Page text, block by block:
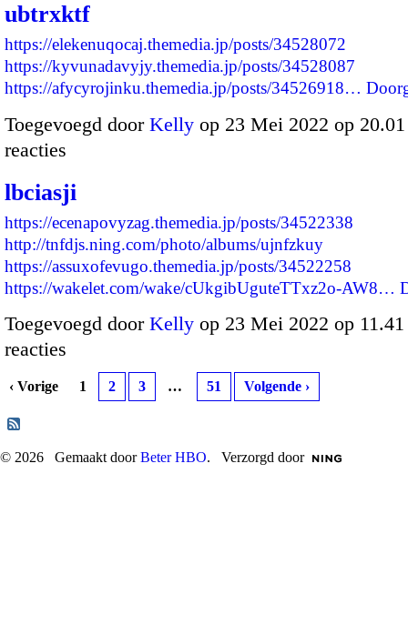
ubtrxktf
https://elekenuqocaj.themedia.jp/posts/34528072
https://kyvunadavyjy.themedia.jp/posts/34528087
https://afycyrojinku.themedia.jp/posts/34526918…
Toegevoegd door Kelly op 23 Mei 2022 op
reacties
lbciasji
https://ecenapovyzag.themedia.jp/posts/34522338
http://tnfdjs.ning.com/photo/albums/ujnfzkuy
https://assuxofevugo.themedia.jp/posts/34522258
https://wakelet.com/wake/cUkgibUguteTTxz2o-AW8…
Toegevoegd door Kelly op 23 Mei 2022 op
reacties
‹ Vorige 1 2 3 … 51 Volgende ›
© 2026 Gemaakt doorBeter HBO. Verzorgd door